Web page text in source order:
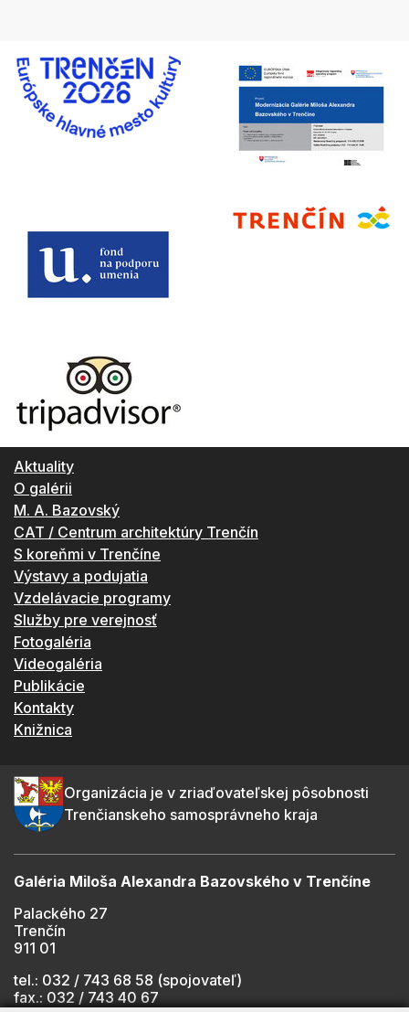
Aktuality
O galérii
M. A. Bazovský
CAT / Centrum architektúry Trenčín
S koreňmi v Trenčíne
Výstavy a podujatia
Vzdelávacie programy
Služby pre verejnosť
Fotogaléria
Videogaléria
Publikácie
Kontakty
Knižnica
Organizácia je v zriaďovateľskej pôsobnosti
Trenčianskeho samosprávneho kraja
Galéria Miloša Alexandra Bazovského v Trenčíne
Palackého 27
Trenčín
911 01
tel.: 032 / 743 68 58 (spojovateľ)
fax.: 032 / 743 40 67